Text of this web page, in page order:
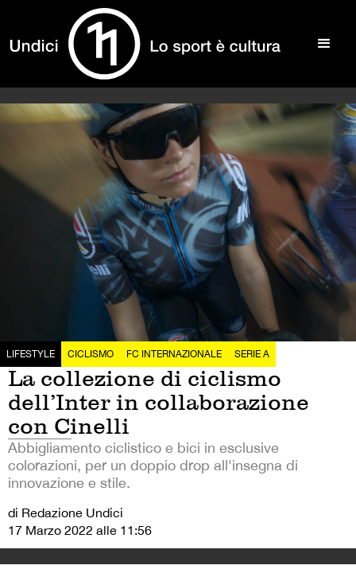
LIFESTYLE CICLISMO FC INTERNAZIONALE SERIE A
La collezione di ciclismo
dell’Inter in collaborazione
con Cinelli
Abbigliamento ciclistico e bici in esclusive
colorazioni, per un doppio drop all'insegna di
innovazione e stile.
di Redazione Undici
17 Marzo 2022 alle 11:56